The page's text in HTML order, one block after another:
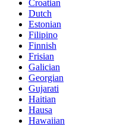
Croatian
Dutch
Estonian
Filipino
Finnish
Frisian
Galician
Georgian
Gujarati
Haitian
Hausa
Hawaiian